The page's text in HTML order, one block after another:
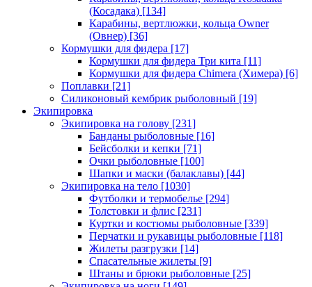
(Косадака) [134]
Карабины, вертлюжки, кольца Owner
(Овнер) [36]
Кормушки для фидера [17]
Кормушки для фидера Три кита [11]
Кормушки для фидера Chimera (Химера) [6]
Поплавки [21]
Силиконовый кембрик рыболовный [19]
Экипировка
Экипировка на голову [231]
Банданы рыболовные [16]
Бейсболки и кепки [71]
Очки рыболовные [100]
Шапки и маски (балаклавы) [44]
Экипировка на тело [1030]
Футболки и термобелье [294]
Толстовки и флис [231]
Куртки и костюмы рыболовные [339]
Перчатки и рукавицы рыболовные [118]
Жилеты разгрузки [14]
Спасательные жилеты [9]
Штаны и брюки рыболовные [25]